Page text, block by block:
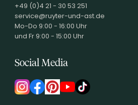
+49 (0)4 21 - 30 53 251
service@ruyter-und-ast.de
Mo-Do 9:00 - 16:00 Uhr
und Fr 9:00 - 15:00 Uhr
Social Media